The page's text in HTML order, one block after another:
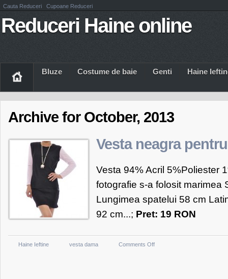
Cauta Reduceri Cupoane Reduceri
Reduceri Haine online
Bluze Costume de baie Genti Haine
Archive for October, 2013
Vesta neagra
Vesta 94% Acril 5%Poliester
fotografie s-a folosit marimea
Lungimea spatelui 58 cm
92 cm...; Pret: 19 RON
Haine Ieftine vesta dama Comments Offon